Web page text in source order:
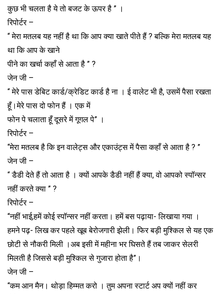
कुछ भी चलता है ये तो बजट के ऊपर है ” ।
रिपोर्टर –
“ मेरा मतलब यह नहीं है था कि आप क्या खाते पीते हैं ? बल्कि मेरा मतलब यह
था कि आप के खाने
पीने का खर्चा कहाँ से आता है ” ?
जेन जी –
“ मेरे पास डेबिट कार्ड/क्रेडिट कार्ड है ना । ई वालेट भी है, उसमें पैसा रखता
हूँ।मेरे पास दो फोन हैं । एक में
फोन पे चलाता हूँ दूसरे में गूगल पे” ।
रिपोर्टर –
“मेरा मतलब है कि इन वालेट्स और एकाउंट्स में पैसा कहाँ से आता है ? ”
जेन जी –
“ डैडी देते हैं तो आता है । क्यों आपके डैडी नहीं हैं क्या, वो आपको स्पॉन्सर
नहीं करते क्या ” ?
रिपोर्टर –
“नहीं भाई,हमें कोई स्पॉन्सर नहीं करता। हमें बस पढ़ाया- लिखाया गया ।
हमने पढ़- लिख कर पहले खूब बेरोजगारी झेली। फिर बड़ी मुश्किल से यह एक
छोटी से नौकरी मिली ।अब इसी में महीना भर घिसते हैं तब जाकर सेलरी
मिलती है जिससे बड़ी मुश्किल से गुजारा होता है”।
जेन जी –
“कम आन मैन। थोड़ा हिम्मत करो । तुम अपना स्टार्ट अप क्यों नहीं कर